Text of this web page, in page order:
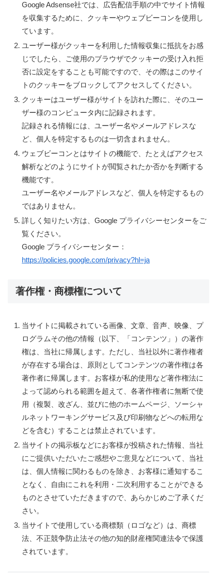
Google Adsense社では、広告配信手順の中でサイト情報
を収集するために、クッキーやウェブビーコンを使用し
ています。
ユーザー様がクッキーを利用した情報収集に抵抗をお感
じでしたら、ご使用のブラウザでクッキーの受け入れ拒
否に設定をすることも可能ですので、その際はこのサイ
トのクッキーをブロックしてアクセスしてください。
クッキーはユーザー様がサイトを訪れた際に、そのユー
ザー様のコンピュータ内に記録されます。
記録される情報には、ユーザー名やメールアドレスな
ど、個人を特定するものは一切含まれません。
ウェブビーコンとはサイトの機能で、たとえばアクセス
解析などのようにサイトが閲覧されたか否かを判断する
機能です。
ユーザー名やメールアドレスなど、個人を特定するもの
ではありません。
詳しく知りたい方は、Google プライバシーセンターをご
覧ください。
Google プライバシーセンター：
https://policies.google.com/privacy?hl=ja
著作権・商標権について
当サイトに掲載されている画像、文章、音声、映像、プ
ログラムその他の情報（以下、「コンテンツ」）の著作
権は、当社に帰属します。ただし、当社以外に著作権者
が存在する場合は、原則としてコンテンツの著作権は各
著作者に帰属します。お客様が私的使用など著作権法に
よって認められる範囲を超えて、各著作権者に無断で使
用（複製、改ざん、並びに他のホームページ、ソーシャ
ルネットワーキングサービス及び印刷物などへの転用な
どを含む）することは禁止されています。
当サイトの掲示板などにお客様が投稿された情報、当社
にご提供いただいたご感想やご意見などについて、当社
は、個人情報に関わるものを除き、お客様に通知するこ
となく、自由にこれを利用・二次利用することができる
ものとさせていただきますので、あらかじめご了承くだ
さい。
当サイトで使用している商標類（ロゴなど）は、商標
法、不正競争防止法その他の知的財産権関連法令で保護
されています。